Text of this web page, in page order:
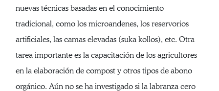
nuevas técnicas basadas en el conocimiento
tradicional, como los microandenes, los reservorios
artificiales, las camas elevadas (suka kollos), etc. Otra
tarea importante es la capacitación de los agricultores
en la elaboración de compost y otros tipos de abono
orgánico. Aún no se ha investigado si la labranza cero